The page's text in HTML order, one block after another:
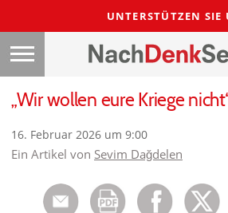
UNTERSTÜTZEN SIE
„Wir wollen eure Kriege
16. Februar 2026 um 9:00
Ein Artikel von Sevim Dağdelen